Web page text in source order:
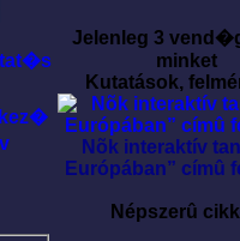
Jelenleg 3
minket
Kutatások,
Nõk interaktív
Európában” címû
Népszerû